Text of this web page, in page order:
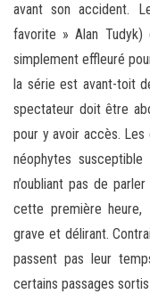
avant son accident.
favorite » Alan Tudyk)
simplement effleuré
la série est avant-toit
spectateur doit être
pour y avoir accès.
néophytes
n’oubliant pas de
cette première
grave et délirant.
passent pas leur
certains passages